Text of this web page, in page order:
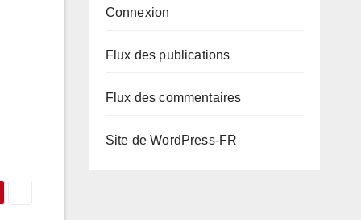
Connexion
Flux des publications
Flux des commentaires
Site de WordPress-FR